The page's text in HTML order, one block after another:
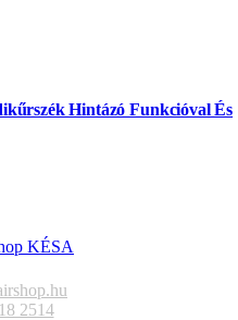
Hintázó Funkcióval És
2514